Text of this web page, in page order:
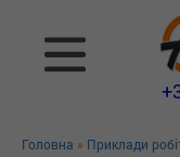
Головна » Приклади